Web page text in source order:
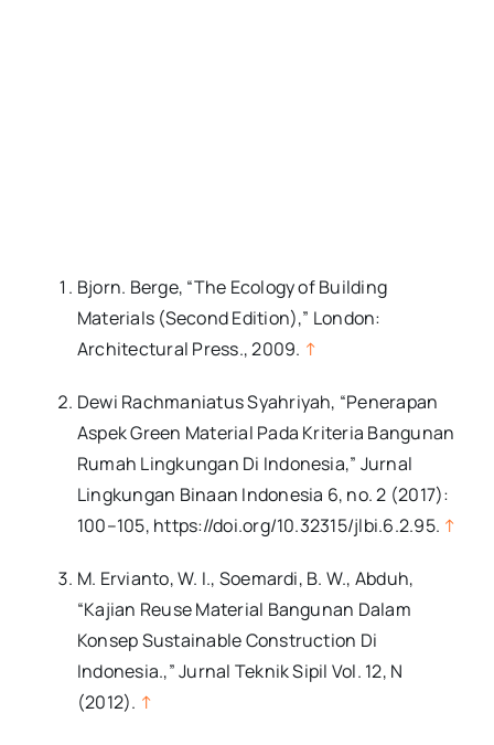
Bjorn. Berge, “The Ecology of Building
Materials (Second Edition),” London:
Architectural Press., 2009. ↑
Dewi Rachmaniatus Syahriyah, “Penerapan
Aspek Green Material Pada Kriteria Bangunan
Rumah Lingkungan Di Indonesia,” Jurnal
Lingkungan Binaan Indonesia 6, no. 2 (2017):
100–105, https://doi.org/10.32315/jlbi.6.2.95. ↑
M. Ervianto, W. I., Soemardi, B. W., Abduh,
“Kajian Reuse Material Bangunan Dalam
Konsep Sustainable Construction Di
Indonesia.,” Jurnal Teknik Sipil Vol. 12, N
(2012). ↑